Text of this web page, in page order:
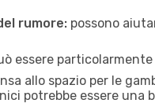
rumore: possono
essere
allo spazio per le
potrebbe essere una